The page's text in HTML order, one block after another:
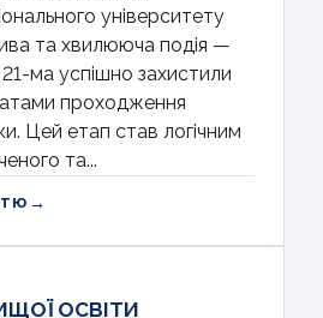
університету
та хвилююча подія —
ма успішно захистили
проходження
Цей етап став логічним
та...
→
ОСВІТИ